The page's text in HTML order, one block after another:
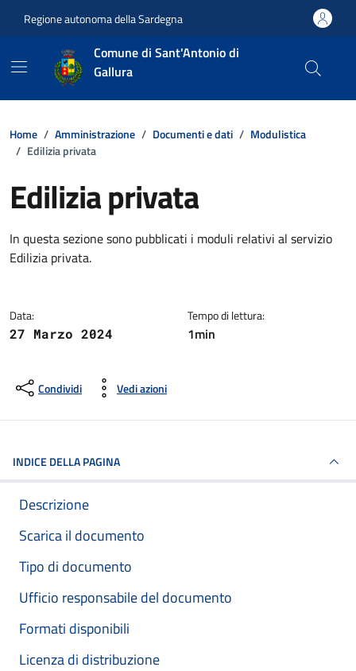
Regione autonoma della Sardegna
Comune di Sant'Antonio di
Gallura
Home Amministrazione Documenti e dati
Modulistica
Edilizia privata
Edilizia privata
Dettagli della notizia
In questa sezione sono pubblicati i moduli relativi al servizio
Edilizia privata.
Data:
27 Marzo 2024
Tempo di lettura:
1min
Condividi Vedi azioni
INDICE DELLA PAGINA
Descrizione
Scarica il documento
Tipo di documento
Ufficio responsabile del documento
Formati disponibili
Licenza di distribuzione